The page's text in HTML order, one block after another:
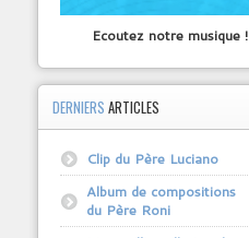
Ecoutez notre musique !
DERNIERS ARTICLES
Clip du Père Luciano
Album de compositions
du Père Roni